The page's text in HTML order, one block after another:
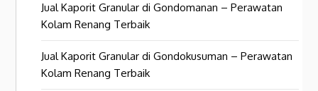
Jual Kaporit Granular di Gondomanan – Perawatan
Kolam Renang Terbaik
Jual Kaporit Granular di Gondokusuman – Perawatan
Kolam Renang Terbaik